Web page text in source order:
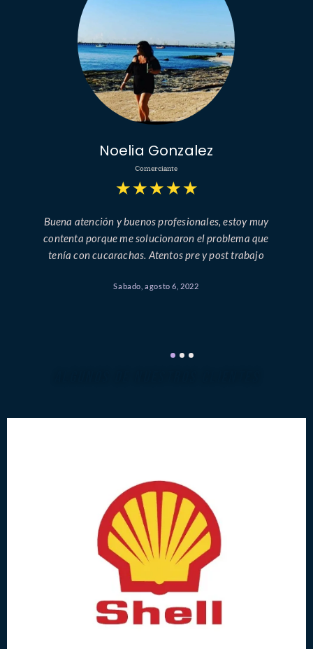
Noelia Gonzalez
Comerciante
★ ★ ★ ★ ★
Buena atención y buenos profesionales, estoy muy
contenta porque me solucionaron el problema que
tenía con cucarachas. Atentos pre y post trabajo
Sabado, agosto 6, 2022